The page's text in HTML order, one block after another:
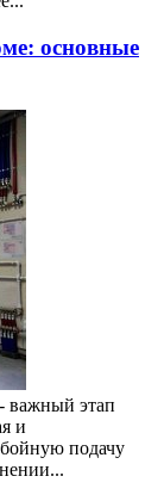
основные
важный этап
и
подачу